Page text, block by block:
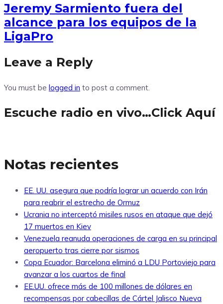
Jeremy Sarmiento fuera del
alcance para los equipos de la
LigaPro
Leave a Reply
You must be logged in to post a comment.
Escuche radio en vivo…Click Aquí
Notas recientes
EE. UU. asegura que podría lograr un acuerdo con Irán
para reabrir el estrecho de Ormuz
Ucrania no interceptó misiles rusos en ataque que dejó
17 muertos en Kiev
Venezuela reanuda operaciones de carga en su principal
aeropuerto tras cierre por sismos
Copa Ecuador: Barcelona eliminó a LDU Portoviejo para
avanzar a los cuartos de final
EE.UU. ofrece más de 100 millones de dólares en
recompensas por cabecillas de Cártel Jalisco Nueva